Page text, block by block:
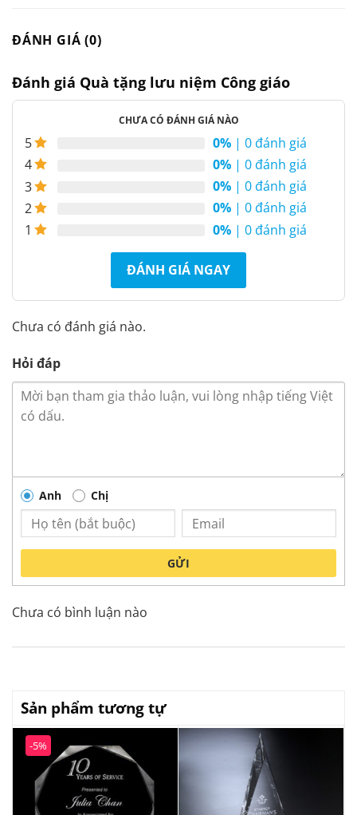
ĐÁNH GIÁ (0)
Đánh giá Quà tặng lưu niệm Công giáo
CHƯA CÓ ĐÁNH GIÁ NÀO
5 0% | 0 đánh giá
4
0% | 0 đánh giá
3
0% | 0 đánh giá
2
0% | 0 đánh giá
1
0% | 0 đánh giá
ĐÁNH GIÁ NGAY
Chưa có đánh giá nào.
Hỏi đáp
Anh Chị
GỬI
Chưa có bình luận nào
Sản phẩm tương tự
-5%